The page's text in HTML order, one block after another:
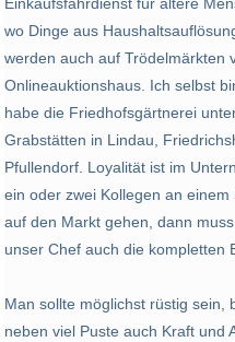
Einkaufsfahrdienst für ältere
wo Dinge aus
werden auch auf Trödelmärkten
Onlineauktionshaus. Ich selbst
habe die Friedhofsgärtnerei
Grabstätten in Lindau,
Pfullendorf. Loyalität ist im
ein oder zwei Kollegen an
auf den Markt gehen, dann
unser Chef auch die kompletten
Man sollte möglichst rüstig sein,
neben viel Puste auch Kraft und